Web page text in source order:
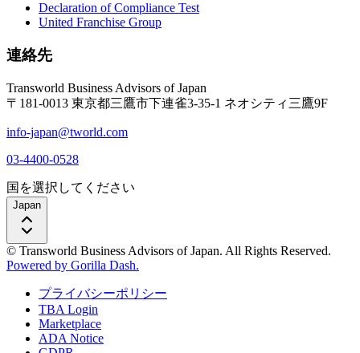
Declaration of Compliance Test
United Franchise Group
連絡先
Transworld Business Advisors of Japan
〒181-0013 東京都三鷹市下連雀3-35-1 ネオシティ三鷹9F
info-japan@tworld.com
03-4400-0528
国を選択してください
Japan
© Transworld Business Advisors of Japan. All Rights Reserved.
Powered by Gorilla Dash.
プライバシーポリシー
TBA Login
Marketplace
ADA Notice